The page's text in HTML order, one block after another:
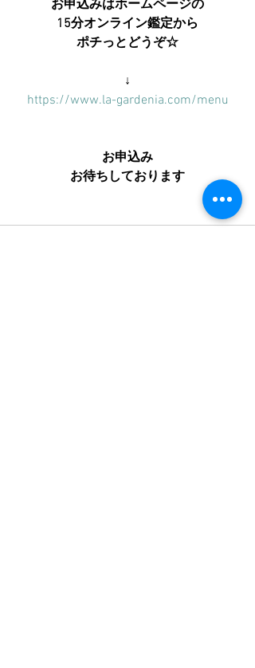
お申込みはホームページの
15分オンライン鑑定から
ポチっとどうぞ☆
↓
https://www.la-gardenia.com/menu
お申込み
お待ちしております